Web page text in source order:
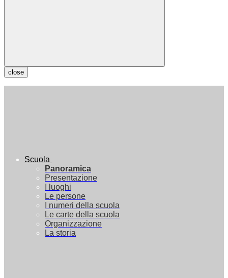
close
Scuola
Panoramica
Presentazione
I luoghi
Le persone
I numeri della scuola
Le carte della scuola
Organizzazione
La storia